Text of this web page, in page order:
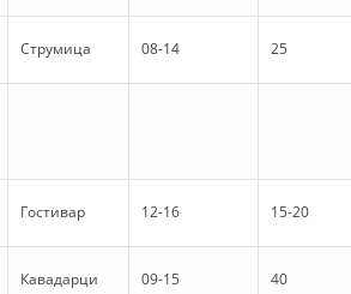
PRESENTATIONS
Струмица 08-14 25
Гостивар 12-16 15-20
Кавадарци 09-15 40